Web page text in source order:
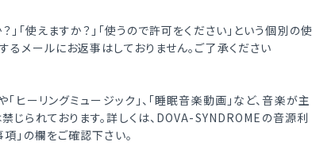
」「使えますか？」「使うので許可をください」という個別の使
るメールにお返事はしておりません。ご了承ください
ヒーリングミュージック」、「睡眠音楽動画」など、音楽が主
じられております。詳しくは、DOVA-SYNDROMEの音源利
」の欄をご確認下さい。